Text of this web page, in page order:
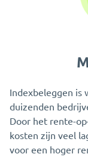
Indexbeleggen is
duizenden
Door het rente-
kosten zijn veel
voor een hoger